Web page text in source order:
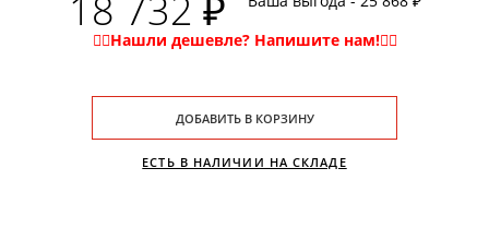
ДОБАВИТЬ В КОРЗИНУ
ЕСТЬ В НАЛИЧИИ НА СКЛАДЕ